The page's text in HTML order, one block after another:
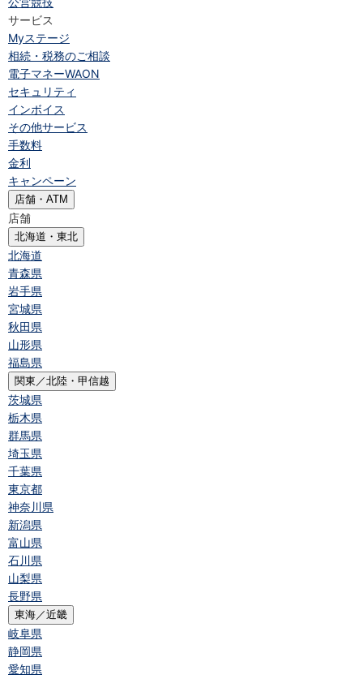
サービス
Myステージ
相続・税務のご相談
電子マネーWAON
セキュリティ
インボイス
その他サービス
手数料
金利
キャンペーン
店舗・ATM
店舗
北海道・東北
北海道
青森県
岩手県
宮城県
秋田県
山形県
福島県
関東／北陸・甲信越
茨城県
栃木県
群馬県
埼玉県
千葉県
東京都
神奈川県
新潟県
富山県
石川県
山梨県
長野県
東海／近畿
岐阜県
静岡県
愛知県